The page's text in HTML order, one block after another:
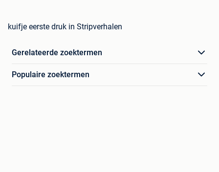
kuifje eerste druk in Stripverhalen
Gerelateerde zoektermen
Populaire zoektermen